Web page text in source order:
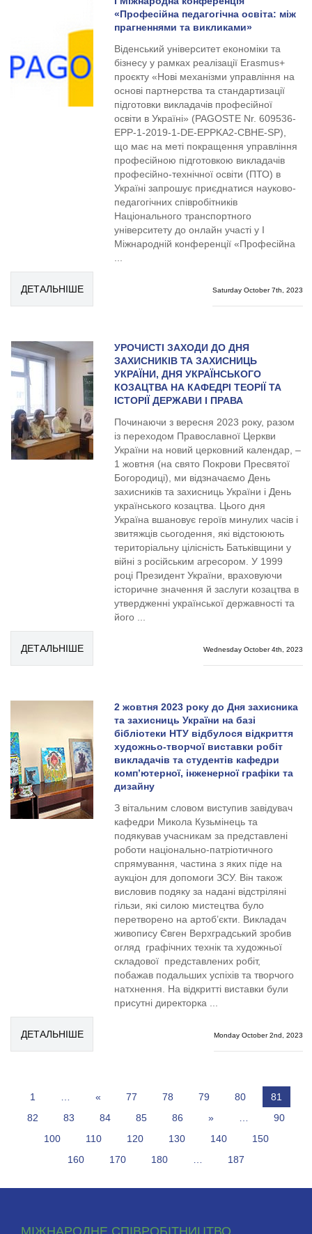
«Професійна педагогічна освіта: між
прагненнями та викликами»
Віденський університет економіки та
бізнесу у рамках реалізації Erasmus+
проєкту «Нові механізми управління на
основі партнерства та стандартизації
підготовки викладачів професійної
освіти в Україні» (PAGOSTE Nr. 609536-
EPP-1-2019-1-DE-EPPKA2-CBHE-SP),
що має на меті покращення управління
професійною підготовкою викладачів
професійно-технічної освіти (ПТО) в
Україні запрошує приєднатися науково-
педагогічних співробітників
Національного транспортного
університету до онлайн участі у І
Міжнародній конференції «Професійна
ДЕТАЛЬНІШЕ Saturday October 7th, 2023
УРОЧИСТІ ЗАХОДИ ДО ДНЯ
ЗАХИСНИКІВ ТА ЗАХИСНИЦЬ
УКРАЇНИ, ДНЯ УКРАЇНСЬКОГО
КОЗАЦТВА НА КАФЕДРІ ТЕОРІЇ ТА
ІСТОРІЇ ДЕРЖАВИ І ПРАВА
Починаючи з вересня 2023 року, разом
із переходом Православної Церкви
України на новий церковний календар, –
1 жовтня (на свято Покрови Пресвятої
Богородиці), ми відзначаємо День
захисників та захисниць України і День
українського козацтва. Цього дня
Україна вшановує героїв минулих часів і
звитяжців сьогодення, які відстоюють
територіальну цілісність Батьківщини у
війні з російським агресором. У 1999
році Президент України, враховуючи
історичне значення й заслуги козацтва в
утвердженні української державності та
його ...
ДЕТАЛЬНІШЕ Wednesday October 4th, 2023
2 жовтня 2023 року до Дня захисника
та захисниць України на базі
бібліотеки НТУ відбулося відкриття
художньо-творчої виставки робіт
викладачів та студентів кафедри
комп’ютерної, інженерної графіки та
дизайну
З вітальним словом виступив завідувач
кафедри Микола Кузьмінець та
подякував учасникам за представлені
роботи національно-патріотичного
спрямування, частина з яких піде на
аукціон для допомоги ЗСУ. Він також
висловив подяку за надані відстріляні
гільзи, які силою мистецтва було
перетворено на артоб’єкти. Викладач
живопису Євген Верхградський зробив
огляд графічних технік та художньої
складової представлених робіт,
побажав подальших успіхів та творчого
натхнення. На відкритті виставки були
присутні директорка ...
ДЕТАЛЬНІШЕ Monday October 2nd, 2023
1 « 77 78 79 80
81
82
83 84 85 86 »
90
100
110 120 130 140
150
160
170 180 187
МІЖНАРОДНЕ СПІВРОБІТНИЦТВО